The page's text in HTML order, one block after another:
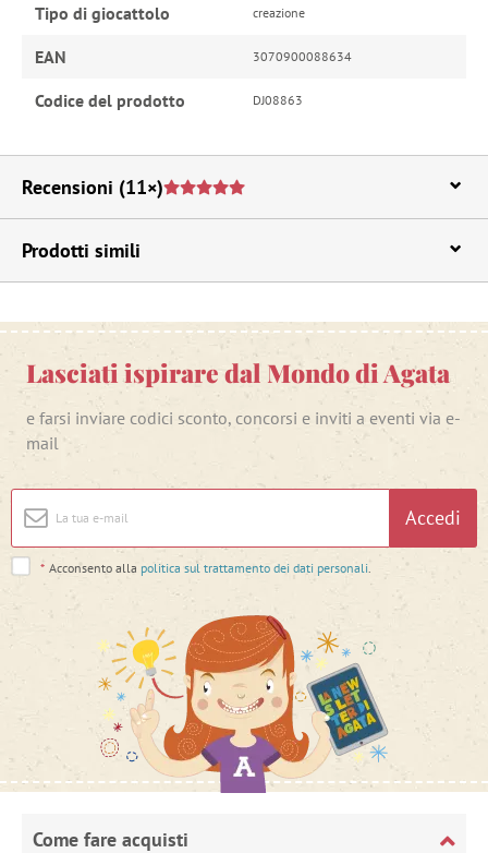
Tipo di giocattolo creazione
EAN 3070900088634
Codice del prodotto DJ08863
Recensioni (11×)
Prodotti simili
Lasciati ispirare dal Mondo di Agata
e farsi inviare codici sconto, concorsi e inviti a eventi via e-
mail
Accedi
* Acconsento alla politica sul trattamento dei dati personali
Come fare acquisti